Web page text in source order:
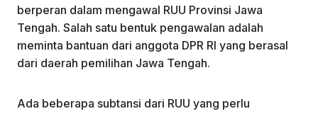
berperan dalam mengawal RUU Provinsi Jawa
Tengah. Salah satu bentuk pengawalan adalah
meminta bantuan dari anggota DPR RI yang berasal
dari daerah pemilihan Jawa Tengah.
Ada beberapa subtansi dari RUU yang perlu